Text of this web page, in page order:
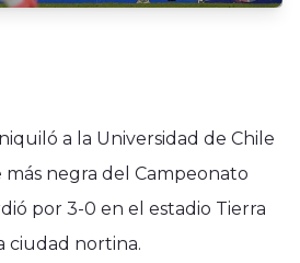
a la Universidad de Chile
negra del Campeonato
por 3-0 en el estadio Tierra
ciudad nortina.